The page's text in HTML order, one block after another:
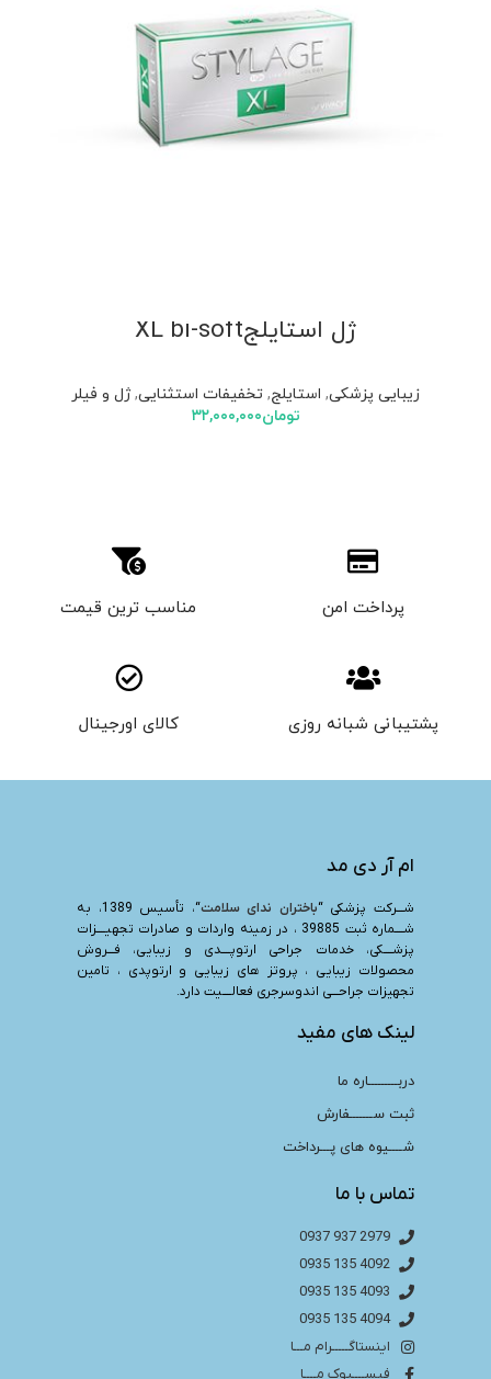
ژل استایلجXL bi-soft
زیبایی پزشکی, استایلج, تخفیفات استثنایی,ژل و فیلر
تومان۳۲,۰۰۰,۰۰۰
پرداخت امن مناسب ترین قیمت
پشتیبانی شبانه روزی کالای اورجینال
ام آر دی مد
شـــرکت پزشکی “باختران ندای سلامت
“، تأسیس 1389، به
شــــماره ثبت 39885 ، در زمینه واردات و صادرات تجهیــــزات
پزشــــکی، خدمات جراحی ارتوپــــدی و زیبایی، فـــروش
محصولات زیبایی ، پروتز های زیبایی و ارتوپدی ، تامین
تجهیزات جراحـــی اندوسرجری فعالــــیت دارد.
لینک های مفید
دربـــــــــاره ما
ثبت ســـــــفارش
شــــیوه های پـــرداخت
تماس با ما
2979 937 0937
4092 135 0935
4093 135 0935
4094 135 0935
اینستاگـــــرام مـــا
فیســــبوک مــــا